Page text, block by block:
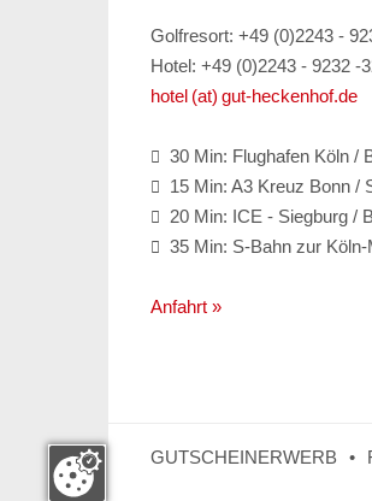
Golfresort: +49 (0)2243 -
Hotel: +49 (0)2243 - 9232 -
hotel (at) gut-heckenhof.de
 30 Min: Flughafen Köln /
 15 Min: A3 Kreuz Bonn /
 20 Min: ICE - Siegburg /
 35 Min: S-Bahn zur
Anfahrt »
GUTSCHEINERWERB